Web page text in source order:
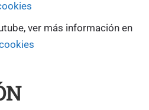
ver más información en